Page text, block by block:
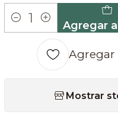
Cantidad Agregar
Agregar
Mostrar